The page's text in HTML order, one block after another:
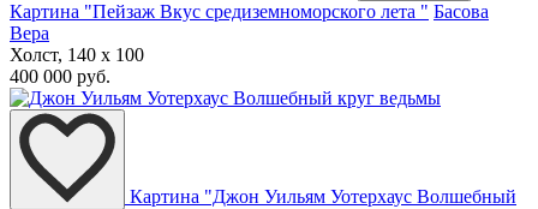
Картина "Пейзаж Вкус средиземноморского лета " Басова
Вера
Холст, 140 x 100
400 000 руб.
Картина "Джон Уильям Уотерхаус Волшебный